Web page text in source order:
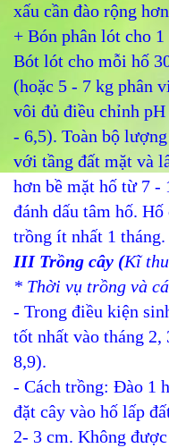
xấu cần đào rộng
+ Bón phân lót cho 1
Bót lót cho mỗi hố
(hoặc 5 - 7 kg phân
vôi đủ điều chỉnh
- 6,5). Toàn bộ
với tầng đất mặt và
hơn bề mặt hố từ 7 -
đánh dấu tâm hố.
trồng ít nhất 1 tháng.
III Trồng cây (Kĩ
* Thời vụ trồng và
- Trong điều kiện
tốt nhất vào tháng 2,
8,9).
- Cách trồng: Đào 1
đặt cây vào hố lấp
2- 3 cm. Không